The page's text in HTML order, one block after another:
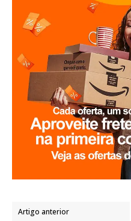
Artigo anterior